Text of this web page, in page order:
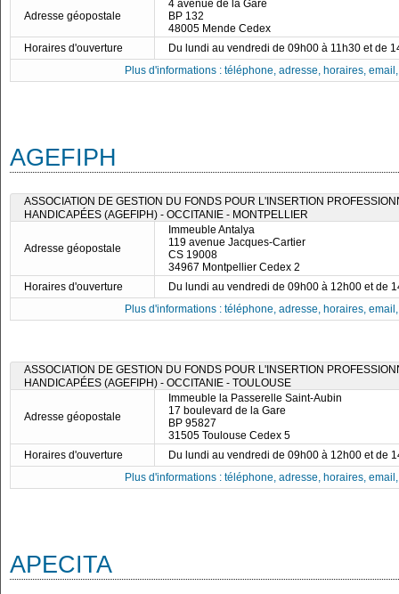
Adresse géopostale
4 avenue de la Gare
BP 132
48005 Mende Cedex
Horaires d'ouverture
Du lundi au vendredi de 09h00 à 11h30 et de
Plus d'informations : téléphone, adresse, horaires,
AGEFIPH
ASSOCIATION DE GESTION DU FONDS POUR L'INSERTION
HANDICAPÉES (AGEFIPH) - OCCITANIE - MONTPELLIER
Adresse géopostale
Immeuble Antalya
119 avenue Jacques-Cartier
CS 19008
34967 Montpellier Cedex 2
Horaires d'ouverture
Du lundi au vendredi de 09h00 à 12h00 et de
Plus d'informations : téléphone, adresse, horaires,
ASSOCIATION DE GESTION DU FONDS POUR L'INSERTION
HANDICAPÉES (AGEFIPH) - OCCITANIE - TOULOUSE
Adresse géopostale
Immeuble la Passerelle Saint-Aubin
17 boulevard de la Gare
BP 95827
31505 Toulouse Cedex 5
Horaires d'ouverture
Du lundi au vendredi de 09h00 à 12h00 et de
Plus d'informations : téléphone, adresse, horaires,
APECITA